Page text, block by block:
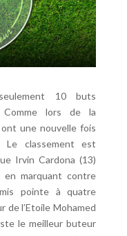
10 buts
lors de la
une nouvelle fois
classement est
Irvin Cardona (13)
marquant contre
pointe à quatre
de l’Etoile Mohamed
le meilleur buteur